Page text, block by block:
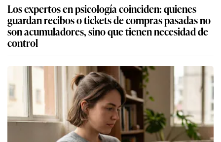
Los expertos en psicología coinciden: quienes
guardan recibos o tickets de compras pasadas no
son acumuladores, sino que tienen necesidad de
control